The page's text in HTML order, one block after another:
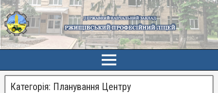
Категорія: Планування Центру